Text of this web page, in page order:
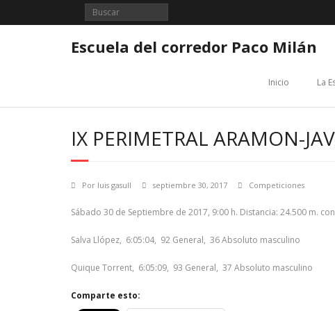
Escuela del corredor Paco Milán
Inicio La
IX PERIMETRAL ARAMON-
Por luis gasull septiembre 30, 2017 Competiciones
Sábado 30 de Septiembre de 2017, 9:00 h. Distancia: 24.500 m.
Salva Llópez, 6:05:04, 92 General, 36 Absoluto masculino
Quique Torrent, 6:05:09, 93 General, 37 Absoluto masculino
Comparte esto: